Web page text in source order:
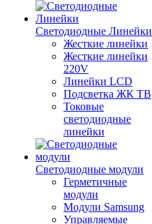
Светодиодные Линейки
Жесткие линейки
Жесткие линейки
220V
Линейки LCD
Подсветка ЖК ТВ
Токовые
светодиодные
линейки
Светодиодные модули
Герметичные
модули
Модули Samsung
Управляемые